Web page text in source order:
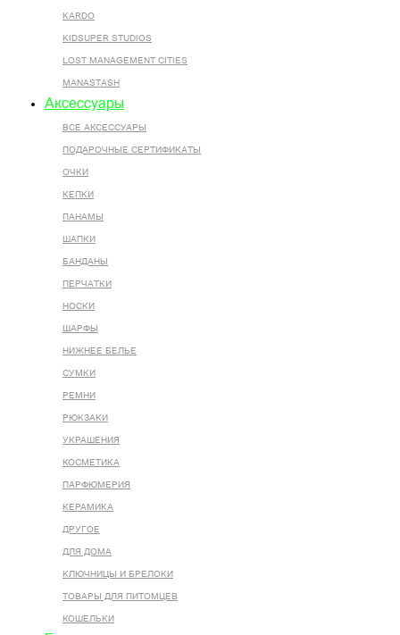
KARDO
KIDSUPER STUDIOS
LOST MANAGEMENT CITIES
MANASTASH
Аксессуары
ВСЕ AКСЕССУАРЫ
ПОДАРОЧНЫЕ СЕРТИФИКАТЫ
ОЧКИ
КЕПКИ
ПАНАМЫ
ШАПКИ
БАНДАНЫ
ПЕРЧАТКИ
НОСКИ
ШАРФЫ
НИЖНЕЕ БЕЛЬЕ
СУМКИ
РЕМНИ
РЮКЗАКИ
УКРАШЕНИЯ
КОСМЕТИКА
ПАРФЮМЕРИЯ
КЕРАМИКА
ДРУГОЕ
ДЛЯ ДОМА
КЛЮЧНИЦЫ И БРЕЛОКИ
ТОВАРЫ ДЛЯ ПИТОМЦЕВ
КОШЕЛЬКИ